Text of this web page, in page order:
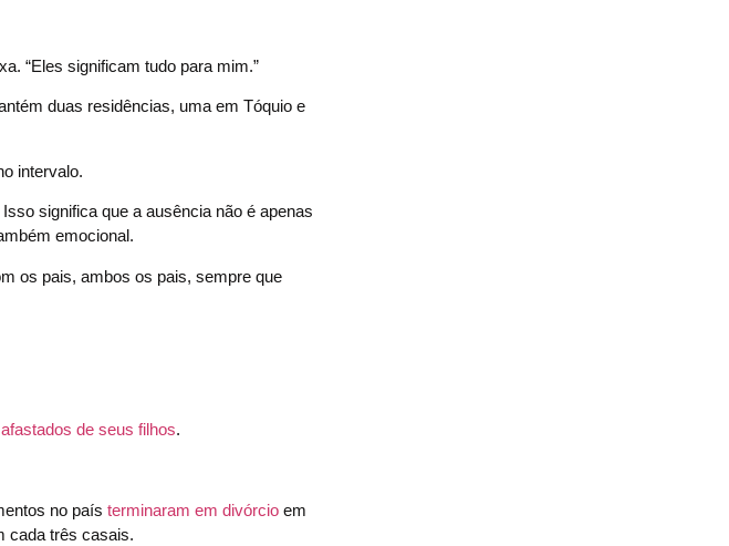
“Eles significam tudo para mim.”
duas residências, uma em Tóquio e
intervalo.
significa que a ausência não é apenas
emocional.
os pais, ambos os pais, sempre que
de seus filhos.
no país terminaram em divórcio em
cada três casais.